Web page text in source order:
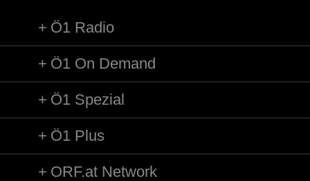
Ö1 Radio
Ö1 On Demand
Ö1 Spezial
Ö1 Plus
ORF.at Network